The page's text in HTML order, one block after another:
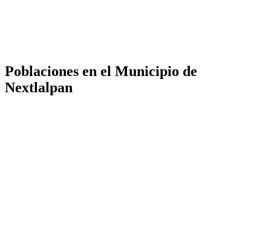
Poblaciones en el Municipio de
Nextlalpan